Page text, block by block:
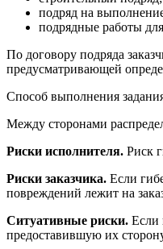
подряд на
подрядные работы
По договору подряда
предусматривающей
Способ выполнения
Между сторонами
Риски исполнителя. Риск
Риски заказчика. Если
повреждений лежит на
Ситуативные риски. Если
предоставившую их